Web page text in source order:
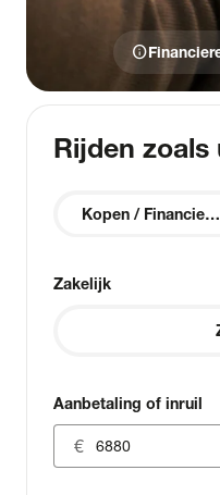
info
Rijden
Kopen / Financieren
Zakelijk
Aanbetaling of inruil